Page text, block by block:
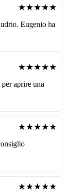
★★★★★
Eugenio ha
★★★★★
aprire una
★★★★★
★★★★★